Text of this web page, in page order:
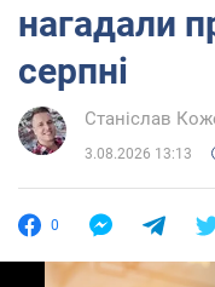
нагадали
серпні
Станіслав
3.08.2026 13:13
0